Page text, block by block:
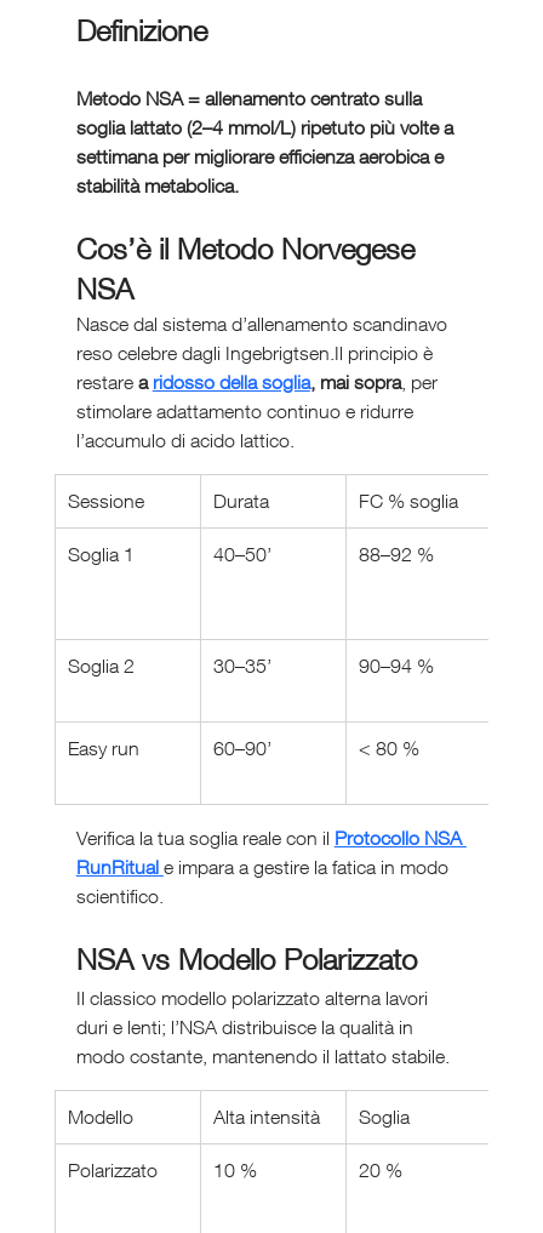
Definizione
Metodo NSA = allenamento centrato sulla
soglia lattato (2–4 mmol/L) ripetuto più volte a
settimana per migliorare efficienza aerobica e
stabilità metabolica.
Cos’è il Metodo Norvegese
NSA
Nasce dal sistema d’allenamento scandinavo
reso celebre dagli Ingebrigtsen.Il principio è
restare a ridosso della soglia, mai sopra, per
stimolare adattamento continuo e ridurre
l’accumulo di acido lattico.
Sessione Durata FC % soglia
Soglia 1 40–50’ 88–92 %
Soglia 2 30–35’ 90–94 %
Easy run 60–90’ < 80 %
Verifica la tua soglia reale con il Protocollo NSA
RunRitual e impara a gestire la fatica in modo
scientifico.
NSA vs Modello Polarizzato
Il classico modello polarizzato alterna lavori
duri e lenti; l’NSA distribuisce la qualità in
modo costante, mantenendo il lattato stabile.
Modello Alta intensità Soglia
Polarizzato 10 % 20 %